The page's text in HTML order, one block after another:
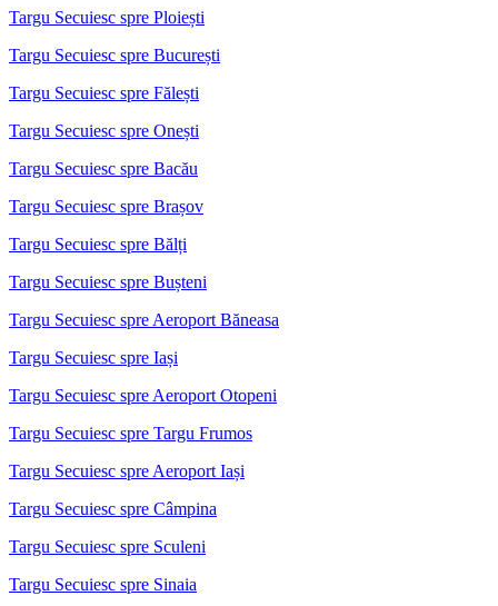
Targu Secuiesc spre Ploiești
Targu Secuiesc spre București
Targu Secuiesc spre Fălești
Targu Secuiesc spre Onești
Targu Secuiesc spre Bacău
Targu Secuiesc spre Brașov
Targu Secuiesc spre Bălți
Targu Secuiesc spre Bușteni
Targu Secuiesc spre Aeroport Băneasa
Targu Secuiesc spre Iași
Targu Secuiesc spre Aeroport Otopeni
Targu Secuiesc spre Targu Frumos
Targu Secuiesc spre Aeroport Iași
Targu Secuiesc spre Câmpina
Targu Secuiesc spre Sculeni
Targu Secuiesc spre Sinaia